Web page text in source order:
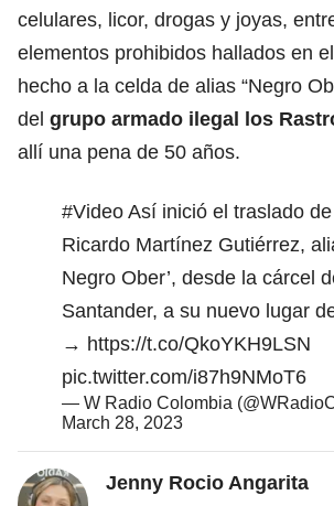
celulares, licor, drogas y joyas,
elementos prohibidos hallados en
hecho a la celda de alias “Negro
del grupo armado ilegal los
allí una pena de 50 años.
#Video Así inició el traslado
Ricardo Martínez Gutiérrez,
Negro Ober’, desde la cárcel
Santander, a su nuevo lugar
→ https://t.co/QkoYKH9LSN
pic.twitter.com/i87h9NMoT6
— W Radio Colombia
March 28, 2023
Jenny Rocio Angarita